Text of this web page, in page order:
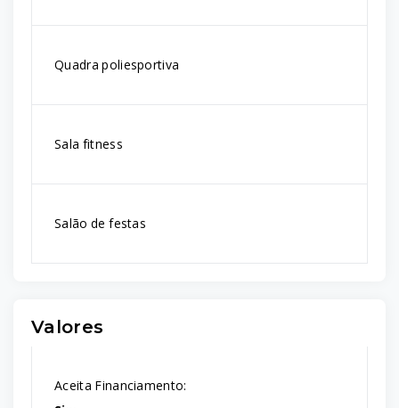
Quadra poliesportiva
Sala fitness
Salão de festas
Valores
Aceita Financiamento: